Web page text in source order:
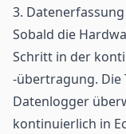
3.
Sobald die
Schritt in der
-übertragung. Die
Datenlogger
kontinuierlich in